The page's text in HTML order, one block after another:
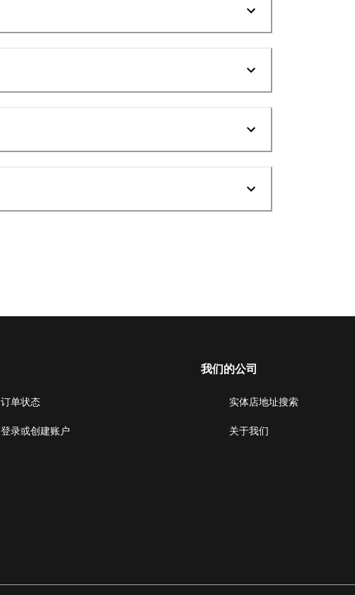
订单状态
登录或创建账户
我们的公司
实体店地址搜索
关于我们